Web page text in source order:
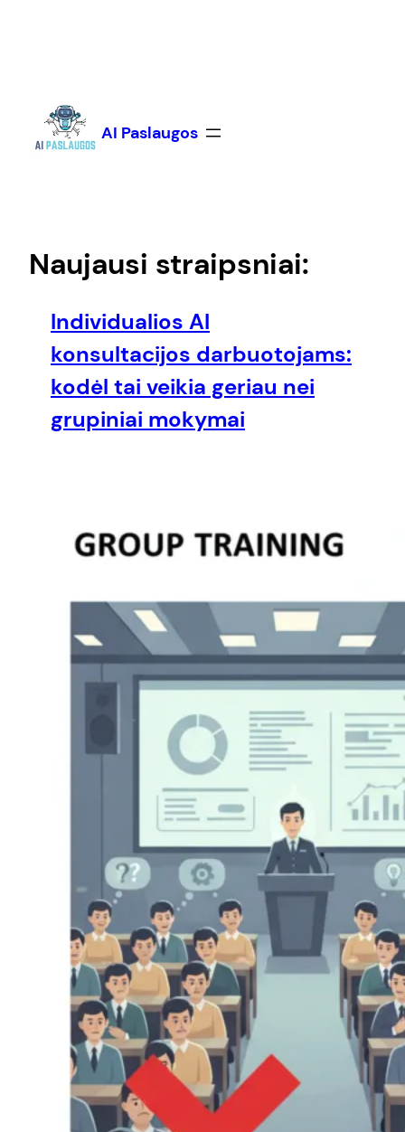
turinio
AI Paslaugos
Naujausi straipsniai:
Individualios AI
konsultacijos darbuotojams:
kodėl tai veikia geriau nei
grupiniai mokymai